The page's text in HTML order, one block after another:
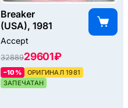
Breaker
(USA), 1981
Accept
3288929601 ₽
–10%
ОРИГИНАЛ 1981
ЗАПЕЧАТАН